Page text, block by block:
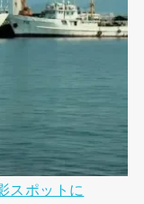
スポットに